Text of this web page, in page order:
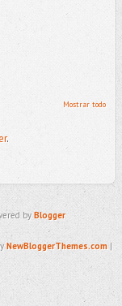
Mostrar todo
.
byBlogger
NewBloggerThemes.com |